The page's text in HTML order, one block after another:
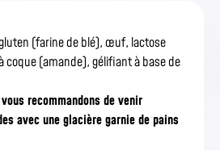
(farine de blé), œuf, lactose
(amande), gélifiant à base de
recommandons de venir
avec une glacière garnie de pains